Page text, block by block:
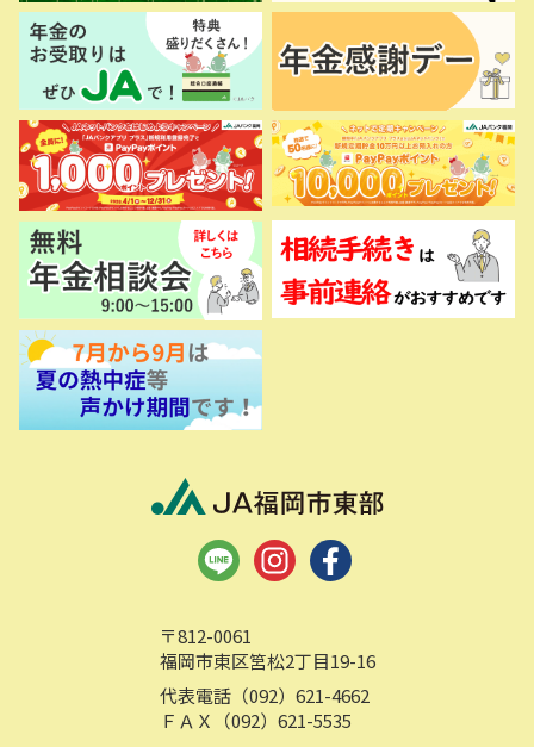
〒812-0061
福岡市東区筥松2丁目19-16
代表電話（092）621-4662
ＦＡＸ（092）621-5535